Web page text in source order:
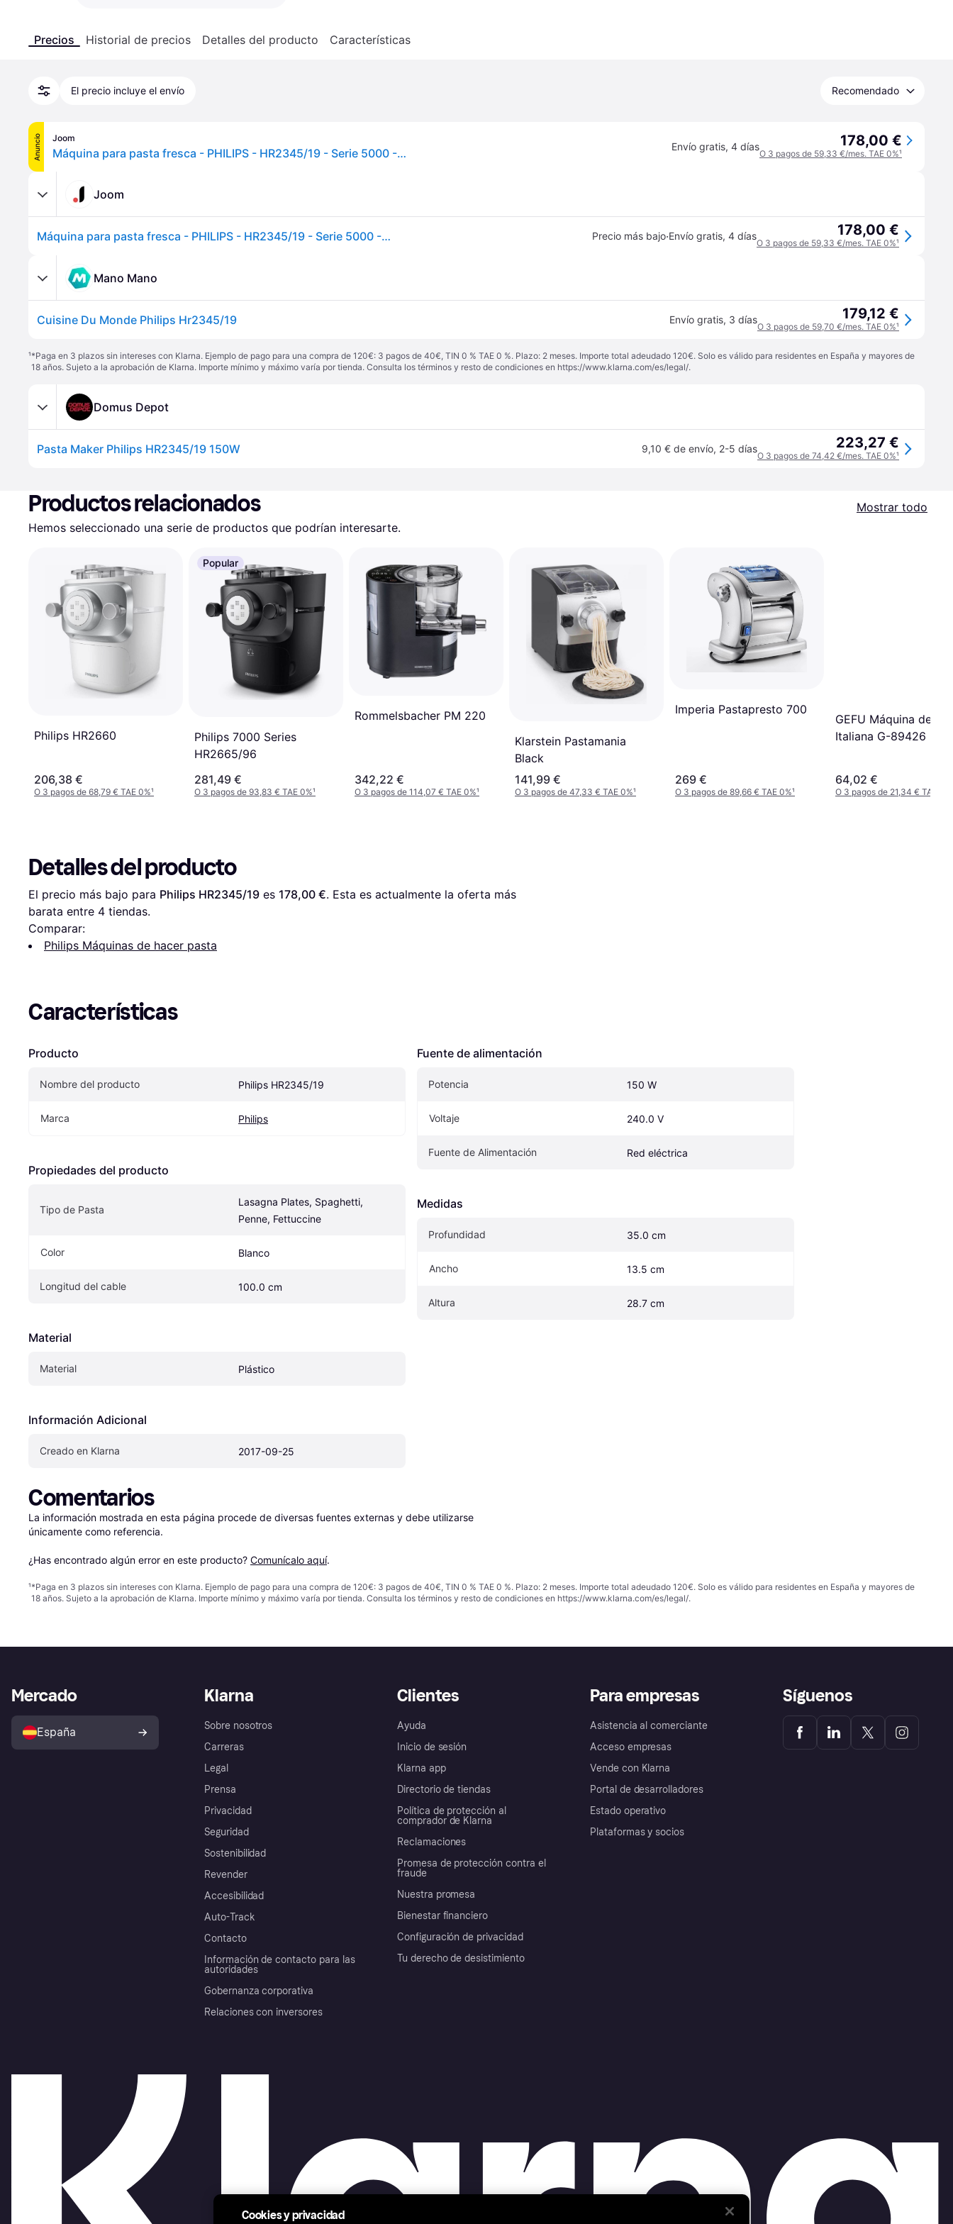
Precios Historial de precios Detalles del producto Características
El precio incluye el envío Recomendado
Anuncio Joom
Máquina para pasta fresca - PHILIPS - HR2345/19 - Serie 5000 - 4 formas de discos - 150W - Blanco Envío gratis, 4 días 178,00 €
O 3 pagos de 59,33 €/mes. TAE 0%¹
Joom
Máquina para pasta fresca - PHILIPS - HR2345/19 - Serie 5000 - 4 formas de discos - 150W - Blanco Precio más bajo·Envío gratis, 4 días 178,00 €
O 3 pagos de 59,33 €/mes. TAE 0%¹
Mano Mano
Cuisine Du Monde Philips Hr2345/19 Envío gratis, 3 días 179,12 €
O 3 pagos de 59,70 €/mes. TAE 0%¹
¹*Paga en 3 plazos sin intereses con Klarna. Ejemplo de pago para una compra de 120€: 3 pagos de 40€, TIN 0 % TAE 0 %. Plazo: 2 meses. Importe total adeudado 120€. Solo es válido para residentes en España y mayores de
18 años. Sujeto a la aprobación de Klarna. Importe mínimo y máximo varía por tienda. Consulta los términos y resto de condiciones en https://www.klarna.com/es/legal/.
Domus Depot
Pasta Maker Philips HR2345/19 150W 9,10 € de envío, 2-5 días 223,27 €
O 3 pagos de 74,42 €/mes. TAE 0%¹
Productos relacionados
Mostrar todo
Hemos seleccionado una serie de productos que podrían interesarte.
Philips HR2660
206,38 €
O 3 pagos de 68,79 € TAE 0%¹
Popular
Philips 7000 Series
HR2665/96
281,49 €
O 3 pagos de 93,83 € TAE 0%¹
Rommelsbacher PM 220
342,22 €
O 3 pagos de 114,07 € TAE 0%¹
Klarstein Pastamania
Black
141,99 €
O 3 pagos de 47,33 € TAE 0%¹
Imperia Pastapresto 700
269 €
O 3 pagos de 89,66 € TAE 0%¹
GEFU Máquina de
Italiana G-89426
64,02 €
O 3 pagos de 21,34 € TAE 0%
Detalles del producto
El precio más bajo para Philips HR2345/19 es 178,00 €. Esta es actualmente la oferta más
barata entre 4 tiendas.
Comparar:
Philips Máquinas de hacer pasta
Características
Producto
Nombre del producto Philips HR2345/19
Marca Philips
Propiedades del producto
Tipo de Pasta
Lasagna Plates, Spaghetti,
Penne, Fettuccine
Color Blanco
Longitud del cable 100.0 cm
Material
Material Plástico
Información Adicional
Creado en Klarna 2017-09-25
Fuente de alimentación
Potencia 150 W
Voltaje 240.0 V
Fuente de Alimentación Red eléctrica
Medidas
Profundidad 35.0 cm
Ancho 13.5 cm
Altura 28.7 cm
Comentarios
La información mostrada en esta página procede de diversas fuentes externas y debe utilizarse
únicamente como referencia.
¿Has encontrado algún error en este producto? Comunícalo aquí.
¹*Paga en 3 plazos sin intereses con Klarna. Ejemplo de pago para una compra de 120€: 3 pagos de 40€, TIN 0 % TAE 0 %. Plazo: 2 meses. Importe total adeudado 120€. Solo es válido para residentes en España y mayores de
18 años. Sujeto a la aprobación de Klarna. Importe mínimo y máximo varía por tienda. Consulta los términos y resto de condiciones en https://www.klarna.com/es/legal/.
Klarna
Sobre nosotros
Carreras
Legal
Prensa
Privacidad
Seguridad
Sostenibilidad
Revender
Accesibilidad
Auto-Track
Contacto
Información de contacto para las
autoridades
Gobernanza corporativa
Relaciones con inversores
Clientes
Ayuda
Inicio de sesión
Klarna app
Directorio de tiendas
Política de protección al
comprador de Klarna
Reclamaciones
Promesa de protección contra el
fraude
Nuestra promesa
Bienestar financiero
Configuración de privacidad
Tu derecho de desistimiento
Para empresas
Asistencia al comerciante
Acceso empresas
Vende con Klarna
Portal de desarrolladores
Estado operativo
Plataformas y socios
Mercado
España
Síguenos
Cookies y privacidad